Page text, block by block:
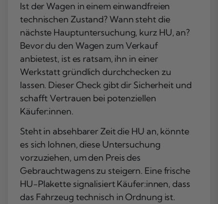
Ist der Wagen in einem einwandfreien
technischen Zustand? Wann steht die
nächste Hauptuntersuchung, kurz HU, an?
Bevor du den Wagen zum Verkauf
anbietest, ist es ratsam, ihn in einer
Werkstatt gründlich durchchecken zu
lassen. Dieser Check gibt dir Sicherheit und
schafft Vertrauen bei potenziellen
Käufer:innen.
Steht in absehbarer Zeit die HU an, könnte
es sich lohnen, diese Untersuchung
vorzuziehen, um den Preis des
Gebrauchtwagens zu steigern. Eine frische
HU-Plakette signalisiert Käufer:innen, dass
das Fahrzeug technisch in Ordnung ist.